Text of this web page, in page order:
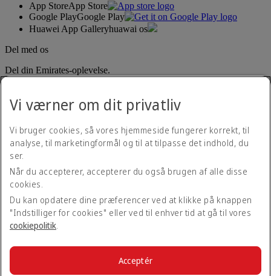
App StoreApp Store
Google PlayGoogle Play
Huawei App Galleryhuawai os
Del med os
Del din Emirates-oplevelse.
Tilgængelighedserklæring
Kontakt os
Privatlivspolitik
Vilkår og betingelser
Cookiepolitik
Cybersikkerhed
Vi værner om dit privatliv
Vi bruger cookies, så vores hjemmeside fungerer korrekt, til
analyse, til marketingformål og til at tilpasse det indhold, du
ser.
Når du accepterer, accepterer du også brugen af alle disse
cookies.
Du kan opdatere dine præferencer ved at klikke på knappen
"Indstilliger for cookies" eller ved til enhver tid at gå til vores
cookiepolitik.
Acceptér